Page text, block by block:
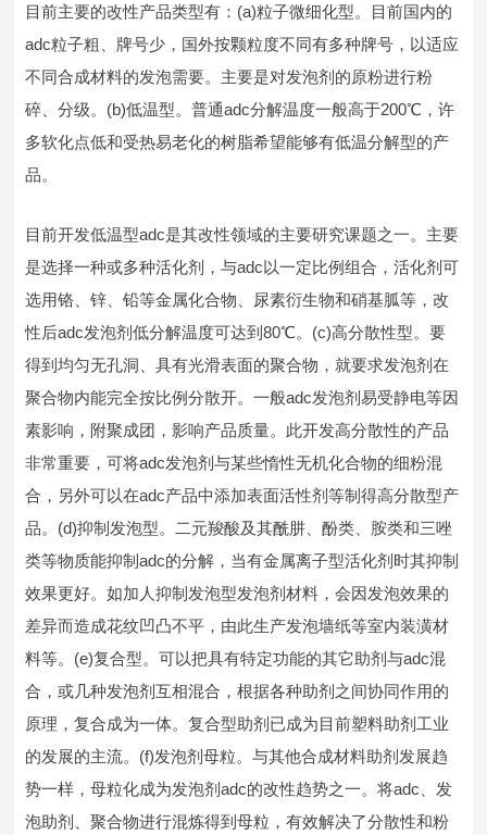
目前主要的改性产品类型有：(a)粒子微细化型。目前国内的
adc粒子粗、牌号少，国外按颗粒度不同有多种牌号，以适应
不同合成材料的发泡需要。主要是对发泡剂的原粉进行粉
碎、分级。(b)低温型。普通adc分解温度一般高于200℃，许
多软化点低和受热易老化的树脂希望能够有低温分解型的产
品。
目前开发低温型adc是其改性领域的主要研究课题之一。主要
是选择一种或多种活化剂，与adc以一定比例组合，活化剂可
选用铬、锌、铅等金属化合物、尿素衍生物和硝基胍等，改
性后adc发泡剂低分解温度可达到80℃。(c)高分散性型。要
得到均匀无孔洞、具有光滑表面的聚合物，就要求发泡剂在
聚合物内能完全按比例分散开。一般adc发泡剂易受静电等因
素影响，附聚成团，影响产品质量。此开发高分散性的产品
非常重要，可将adc发泡剂与某些惰性无机化合物的细粉混
合，另外可以在adc产品中添加表面活性剂等制得高分散型产
品。(d)抑制发泡型。二元羧酸及其酰肼、酚类、胺类和三唑
类等物质能抑制adc的分解，当有金属离子型活化剂时其抑制
效果更好。如加人抑制发泡型发泡剂材料，会因发泡效果的
差异而造成花纹凹凸不平，由此生产发泡墙纸等室内装潢材
料等。(e)复合型。可以把具有特定功能的其它助剂与adc混
合，或几种发泡剂互相混合，根据各种助剂之间协同作用的
原理，复合成为一体。复合型助剂已成为目前塑料助剂工业
的发展的主流。(f)发泡剂母粒。与其他合成材料助剂发展趋
势一样，母粒化成为发泡剂adc的改性趋势之一。将adc、发
泡助剂、聚合物进行混炼得到母粒，有效解决了分散性和粉